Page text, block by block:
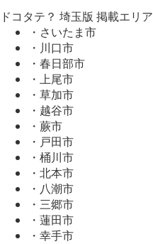
ドコタテ？ 埼玉版 掲載エリア
・さいたま市
・川口市
・春日部市
・上尾市
・草加市
・越谷市
・蕨市
・戸田市
・桶川市
・北本市
・八潮市
・三郷市
・蓮田市
・幸手市